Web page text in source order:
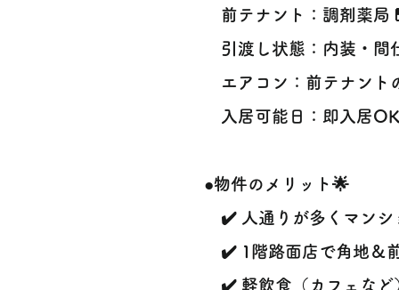
前テナント：調剤薬局
引渡し状態：内装・間
エアコン：前テナント
入居可能日：即入居
●物件のメリット🌟
✔️ 人通りが多くマンシ
✔️ 1階路面店で角地＆
✔️ 軽飲食（カフェなど